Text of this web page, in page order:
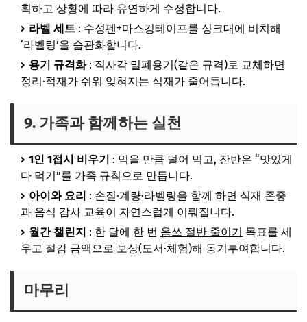
획하고 상황에 따라 유연하게 수정합니다.
라벨 세트 : 수성펜+마스킹테이프를 싱크대에 비치해
‘라벨링’을 습관화합니다.
용기 규격화: 직사각 밀폐용기(같은 규격)로 교체하면
정리·적재가 쉬워 잊혀지는 식재가 줄어듭니다.
9. 가족과 함께하는 실천
1인 1접시 비우기 : 먹을 만큼 덜어 먹고, 잔반은 “맛있게
다 먹기”를 가족 규칙으로 만듭니다.
아이와 요리 : 손질·계량·라벨링을 함께 하면 식재 존중
과 음식 감사 교육이 자연스럽게 이뤄집니다.
월간 챌린지 : 한 달에 한 번 음쓰 절반 줄이기 목표를 세
우고 절감 금액으로 보상(도서·체험)해 동기부여합니다.
마무리